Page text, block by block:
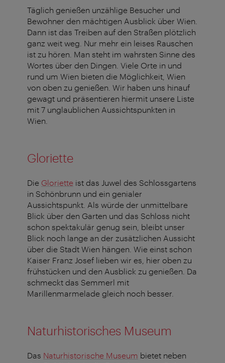
Täglich genießen unzählige Besucher und
Bewohner den mächtigen Ausblick über Wien.
Dann ist das Treiben auf den Straßen plötzlich
ganz weit weg. Nur mehr ein leises Rauschen
ist zu hören. Man steht im wahrsten Sinne des
Wortes über den Dingen. Viele Orte in und
rund um Wien bieten die Möglichkeit, Wien
von oben zu genießen. Wir haben uns hinauf
gewagt und präsentieren hiermit unsere Liste
mit 7 unglaublichen Aussichtspunkten in
Wien.
Gloriette
Die Gloriette ist das Juwel des Schlossgartens
in Schönbrunn und ein genialer
Aussichtspunkt. Als würde der unmittelbare
Blick über den Garten und das Schloss nicht
schon spektakulär genug sein, bleibt unser
Blick noch lange an der zusätzlichen Aussicht
über die Stadt Wien hängen. Wie einst schon
Kaiser Franz Josef lieben wir es, hier oben zu
frühstücken und den Ausblick zu genießen. Da
schmeckt das Semmerl mit
Marillenmarmelade gleich noch besser.
Naturhistorisches Museum
Das Naturhistorische Museum bietet neben